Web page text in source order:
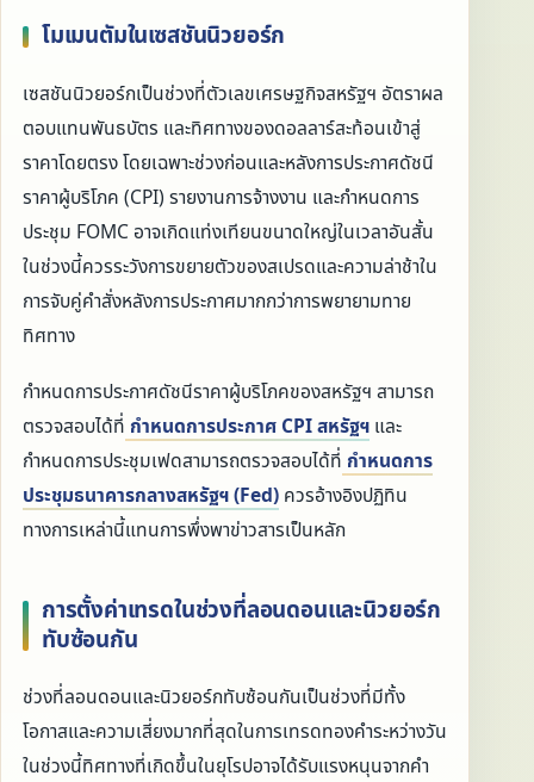
โมเมนตัมในเซสชันนิวยอร์ก
เซสชันนิวยอร์กเป็นช่วงที่ตัวเลขเศรษฐกิจสหรัฐฯ อัตราผล
ตอบแทนพันธบัตร และทิศทางของดอลลาร์สะท้อนเข้าสู่
ราคาโดยตรง โดยเฉพาะช่วงก่อนและหลังการประกาศดัชนี
ราคาผู้บริโภค (CPI) รายงานการจ้างงาน และกำหนดการ
ประชุม FOMC อาจเกิดแท่งเทียนขนาดใหญ่ในเวลาอันสั้น
ในช่วงนี้ควรระวังการขยายตัวของสเปรดและความล่าช้าใน
การจับคู่คำสั่งหลังการประกาศมากกว่าการพยายามทาย
ทิศทาง
กำหนดการประกาศดัชนีราคาผู้บริโภคของสหรัฐฯ สามารถ
ตรวจสอบได้ที่ กำหนดการประกาศ CPI สหรัฐฯ และ
กำหนดการประชุมเฟดสามารถตรวจสอบได้ที่ กำหนดการ
ประชุมธนาคารกลางสหรัฐฯ (Fed) ควรอ้างอิงปฏิทิน
ทางการเหล่านี้แทนการพึ่งพาข่าวสารเป็นหลัก
การตั้งค่าเทรดในช่วงที่ลอนดอนและนิวยอร์ก
ทับซ้อนกัน
ช่วงที่ลอนดอนและนิวยอร์กทับซ้อนกันเป็นช่วงที่มีทั้ง
โอกาสและความเสี่ยงมากที่สุดในการเทรดทองคำระหว่างวัน
ในช่วงนี้ทิศทางที่เกิดขึ้นในยุโรปอาจได้รับแรงหนุนจากคำ